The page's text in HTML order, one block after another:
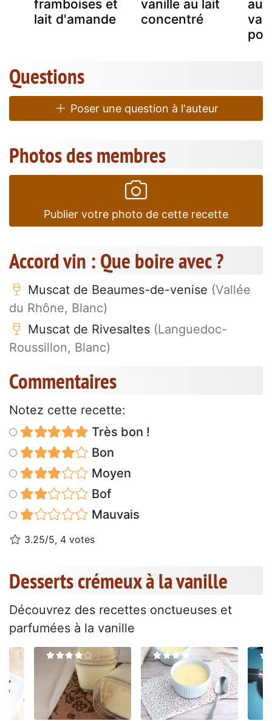
framboises et
lait d'amande
vanille au lait
concentré
au
Questions
Poser une question à l'auteur
Photos des membres
Publier votre photo de cette recette
Accord vin : Que boire avec ?
Muscat de Beaumes-de-venise (Vallée
du Rhône, Blanc)
Muscat de Rivesaltes (Languedoc-
Roussillon, Blanc)
Commentaires
Notez cette recette:
Très bon !
Bon
Moyen
Bof
Mauvais
3.25/5, 4 votes
Desserts crémeux à la vanille
Découvrez des recettes onctueuses et
parfumées à la vanille